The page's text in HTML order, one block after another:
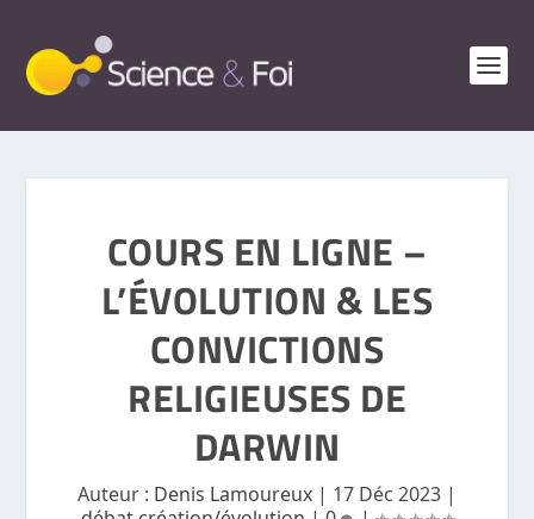
COURS EN LIGNE –
L’ÉVOLUTION & LES
CONVICTIONS
RELIGIEUSES DE
DARWIN
Auteur : Denis Lamoureux | 17 Déc 2023 |